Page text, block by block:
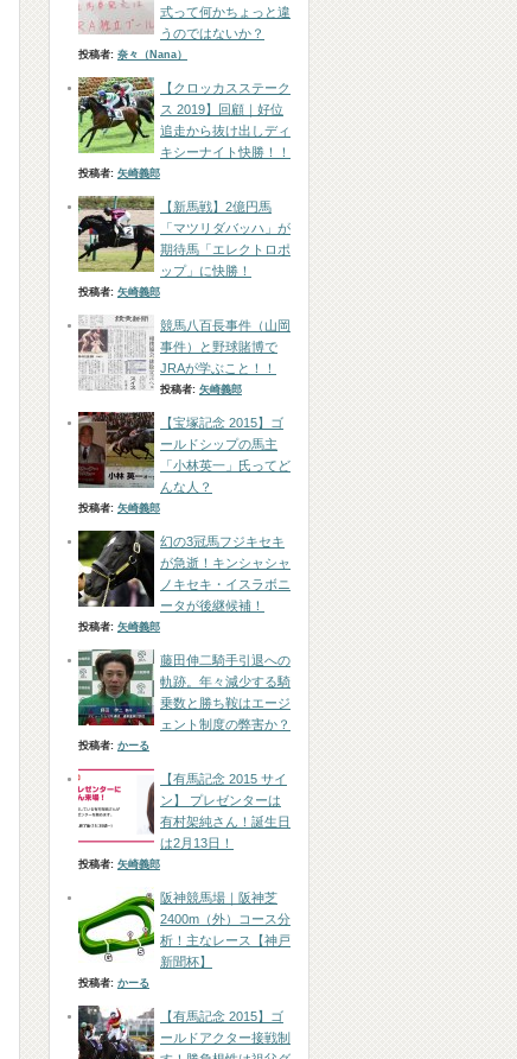
式って何かちょっと違
うのではないか？
投稿者: 奈々（Nana）
【クロッカスステーク
ス 2019】回顧｜好位
追走から抜け出しディ
キシーナイト快勝！！
投稿者: 矢崎義郎
【新馬戦】2億円馬
「マツリダバッハ」が
期待馬「エレクトロポ
ップ」に快勝！
投稿者: 矢崎義郎
競馬八百長事件（山岡
事件）と野球賭博で
JRAが学ぶこと！！
投稿者: 矢崎義郎
【宝塚記念 2015】ゴ
ールドシップの馬主
「小林英一」氏ってど
んな人？
投稿者: 矢崎義郎
幻の3冠馬フジキセキ
が急逝！キンシャシャ
ノキセキ・イスラボニ
ータが後継候補！
投稿者: 矢崎義郎
藤田伸二騎手引退への
軌跡。年々減少する騎
乗数と勝ち鞍はエージ
ェント制度の弊害か？
投稿者: かーる
【有馬記念 2015 サイ
ン】 プレゼンターは
有村架純さん！誕生日
は2月13日！
投稿者: 矢崎義郎
阪神競馬場｜阪神芝
2400m（外）コース分
析！主なレース【神戸
新聞杯】
投稿者: かーる
【有馬記念 2015】ゴ
ールドアクター接戦制